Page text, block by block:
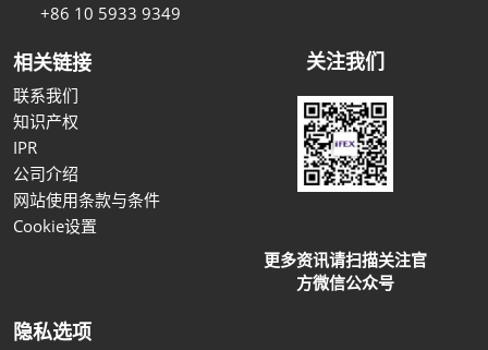
+86 10 5933 9349
相关链接
联系我们
知识产权
IPR
公司介绍
网站使用条款与条件
Cookie设置
关注我们
更多资讯请扫描关注官
方微信公众号
隐私选项